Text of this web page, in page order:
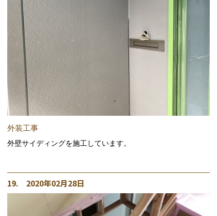
外装工事
外壁サイディングを施工しています。
19. 2020年02月28日